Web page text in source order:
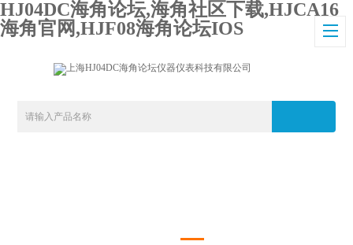
HJ04DC海角论坛,海角社区下载,HJCA16
海角官网,HJF08海角论坛IOS